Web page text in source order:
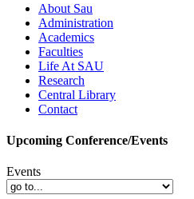
About Sau
Administration
Academics
Faculties
Life At SAU
Research
Central Library
Contact
Upcoming Conference/Events
Events